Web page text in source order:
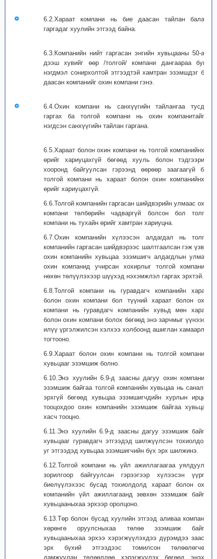
6.2.Хараат компани нь бие даасан тайлан баланс
гаргадаг хуулийн этгээд байна.
6.3.Компанийн нийт гаргасан энгийн хувьцааны 50-аас
дээш хувийг өөр /толгой/ компани дангаараа буюу
нэгдмэл сонирхолтой этгээдтэй хамтран эзэмшдэг бие
даасан компанийг охин компани гэнэ.
6.4.Охин компани нь санхүүгийн тайлангаа тусдаа
гаргах ба толгой компани нь охин компанитайгаа
нэгдсэн санхүүгийн тайлан гаргана.
6.5.Хараат болон охин компани нь толгой компанийнхаа
өрийг хариуцахгүй бөгөөд хууль болон тэдгээрийн
хооронд байгуулсан гэрээнд өөрөөр заагаагүй бол
толгой компани нь хараат болон охин компанийнхаа
өрийг хариуцахгүй.
6.6.Толгой компанийн гаргасан шийдвэрийн улмаас охин
компани төлбөрийн чадваргүй болсон бол толгой
компани нь тухайн өрийг хамтран хариуцна.
6.7.Охин компанийн хүлээсэн алдагдал нь толгой
компанийн гаргасан шийдвэрээс шалтгаалсан гэж үзвэл
охин компанийн хувьцаа эзэмшигч алдагдлын улмаас
охин компанид учирсан хохирлыг толгой компаниар
нөхөн төлүүлэхээр шүүхэд нэхэмжлэл гаргах эрхтэй.
6.8.Толгой компани нь гуравдагч компанийн хараат
болон охин компани бол түүний хараат болон охин
компани нь гуравдагч компанийн хувьд мөн хараат
болон охин компани болох бөгөөд энэ зарчмыг үүнээс ч
илүү үргэлжилсэн хэлхээ холбоонд ашиглан хамаарлыг
тогтооно.
6.9.Хараат болон охин компани нь толгой компанийн
хувьцааг эзэмшиж болно.
6.10.Энэ хуулийн 6.9-д заасны дагуу охин компанийн
эзэмшиж байгаа толгой компанийн хувьцаа нь саналын
эрхгүй бөгөөд хувьцаа эзэмшигчдийн хурлын ирцийг
тооцохдоо охин компанийн эзэмшиж байгаа хувьцааг
хасч тооцно.
6.11.Энэ хуулийн 6.9-д заасны дагуу эзэмшиж байгаа
хувьцааг гуравдагч этгээдэд шилжүүлсэн тохиолдолд
уг этгээдэд хувьцаа эзэмшигчийн бүх эрх шилжинэ.
6.12.Толгой компани нь үйл ажиллагаагаа уялдуулах
зорилгоор байгуулсан гэрээгээр хүлээсэн үүргээ
биелүүлэхээс бусад тохиолдолд хараат болон охин
компанийн үйл ажиллагаанд зөвхөн эзэмшиж байгаа
хувьцааныхаа эрхээр оролцоно.
6.13.Төр болон бусад хуулийн этгээд аливаа компанид
хөрөнгө оруулсныхаа төлөө эзэмшиж байгаа
хувьцааныхаа эрхээ хэрэгжүүлэхдээ дүрэмдээ заасан
эрх бүхий этгээдээс томилсон төлөөлөгчөөр
дамжуулан төлөөллөө хэрэгжүүлэх бөгөөд энэхүү